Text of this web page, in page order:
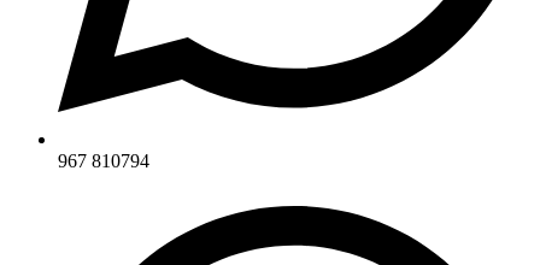
967 810794